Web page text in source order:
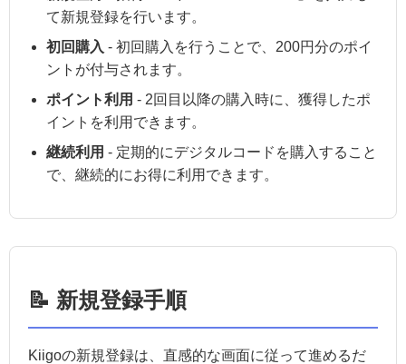
て新規登録を行います。
初回購入 - 初回購入を行うことで、200円分のポイ
ントが付与されます。
ポイント利用 - 2回目以降の購入時に、獲得したポ
イントを利用できます。
継続利用 - 定期的にデジタルコードを購入すること
で、継続的にお得に利用できます。
📝 新規登録手順
Kiigoの新規登録は、直感的な画面に従って進めるだ